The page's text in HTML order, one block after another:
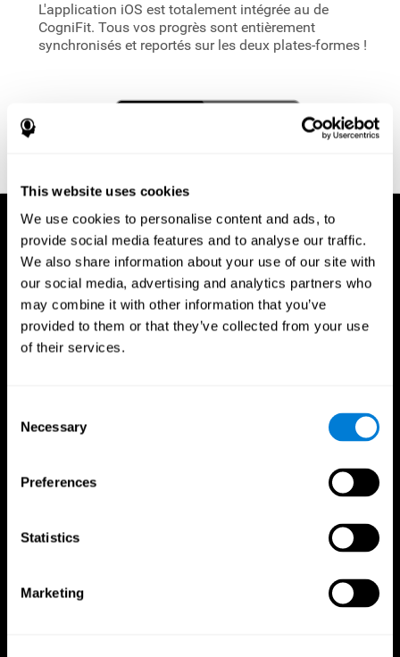
This website uses cookies
We use cookies to personalise content and ads, to
provide social media features and to analyse our traffic.
We also share information about your use of our site with
our social media, advertising and analytics partners who
may combine it with other information that you’ve
provided to them or that they’ve collected from your use
of their services.
Selection
Necessary
Preferences
Statistics
Marketing
L'application iOS est totalement intégrée au de
CogniFit. Tous vos progrès sont entièrement
synchronisés et reportés sur les deux plates-formes !